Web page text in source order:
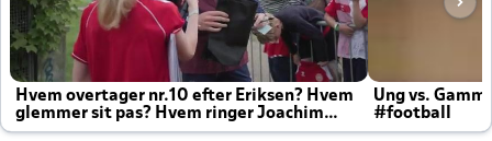
Hvem overtager nr.10 efter Eriksen? Hvem
glemmer sit pas? Hvem ringer Joachim
altid til efter kampe?
Ung vs.
#football